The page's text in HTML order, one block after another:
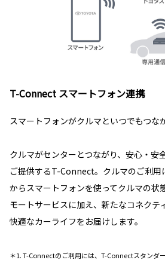
T-Connect スマートフォン連携
スマートフォンがクルマといつでもつな
クルマがセンターとつながり、安心・安
ご提供するT-Connect。クルマのご利用
からスマートフォンを使ってクルマの状
モートサービスに加え、新たなコネクテ
快適なカーライフをお届けします。
＊1. T-Connectのご利用には、T-Connectスタンダ